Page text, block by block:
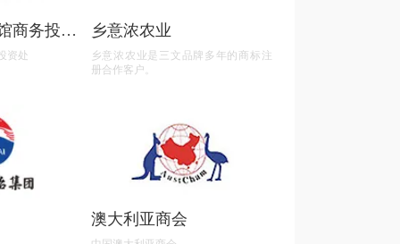
商务投资
资处
乡意浓农业
乡意浓农业是三文品牌多年的商标注
册合作客户。
澳大利亚商会